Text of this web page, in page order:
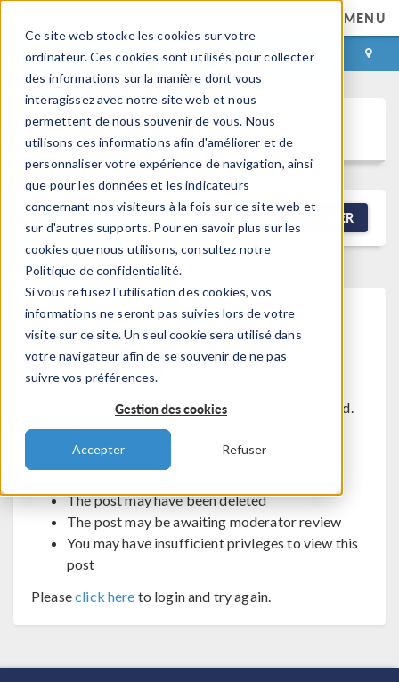
Ce site web stocke les cookies sur votre
ordinateur. Ces cookies sont utilisés pour collecter
des informations sur la manière dont vous
interagissez avec notre site web et nous
permettent de nous souvenir de vous. Nous
utilisons ces informations afin d'améliorer et de
personnaliser votre expérience de navigation, ainsi
que pour les données et les indicateurs
concernant nos visiteurs à la fois sur ce site web et
sur d'autres supports. Pour en savoir plus sur les
cookies que nous utilisons, consultez notre
Politique de confidentialité.
Si vous refusez l'utilisation des cookies, vos
informations ne seront pas suivies lors de votre
visite sur ce site. Un seul cookie sera utilisé dans
votre navigateur afin de se souvenir de ne pas
suivre vos préférences.
Gestion des cookies
Accepter Refuser
MENU
CONNEXION CONTACT
Discussion Forum
FILTRER
This forum post cannot be
viewed
The post you are trying to view cannot be displayed.
Possible reasons:
The post may have been deleted
The post may be awaiting moderator review
You may have insufficient privleges to view this
post
Pleaseclick here to login and try again.